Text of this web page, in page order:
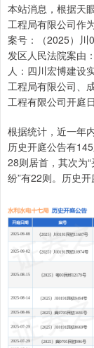
本站消息，根据天
工程局有限公司作
案号：（2025）川
发区人民法院案由
人：四川宏博建
工程局有限公司、
工程有限公司开庭
根据统计，近一年
历史开庭公告有
28则居首，其次为
纷”有22则。历史